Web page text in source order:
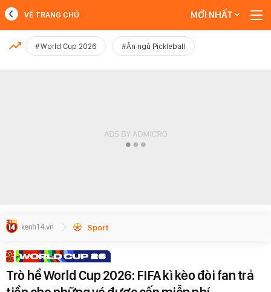
MỚI NHẤT
VỀ TRANG CHỦ MỚI NHẤT
#World Cup 2026 #Ăn ngủ Pickleball
Sport
Trò hề World Cup 2026: FIFA kì kèo đòi fan trả